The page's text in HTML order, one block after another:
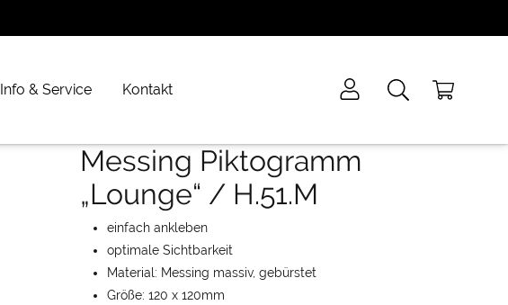
Info & Service Kontakt
Messing Piktogramm
„Lounge“ / H.51.M
einfach ankleben
optimale Sichtbarkeit
Material: Messing massiv, gebürstet
Größe: 120 x 120mm